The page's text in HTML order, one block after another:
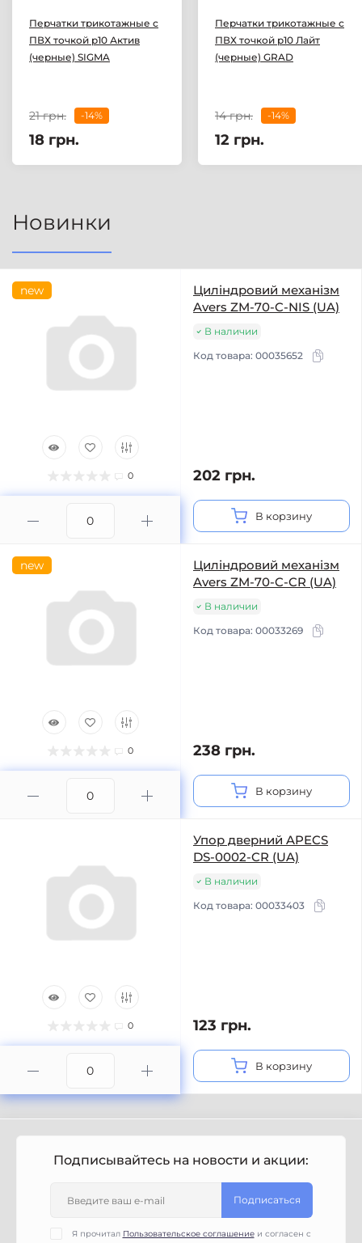
Перчатки трикотажные с
ПВХ точкой р10 Актив
(черные) SIGMA
21 грн. -14%
18 грн.
Перчатки трикотажные с
ПВХ точкой р10 Лайт
(черные) GRAD
14 грн. -14%
12 грн.
Новинки
new
0
Циліндровий механізм
Avers ZM-70-C-NIS (UA)
В наличии
Код товара: 00035652
202 грн.
В корзину
new
0
Циліндровий механізм
Avers ZM-70-C-CR (UA)
В наличии
Код товара: 00033269
238 грн.
В корзину
0
Упор дверний APECS
DS-0002-CR (UA)
В наличии
Код товара: 00033403
123 грн.
В корзину
Подписывайтесь на новости и акции:
Подписаться
Я прочитал Пользовательское соглашениеи согласен с